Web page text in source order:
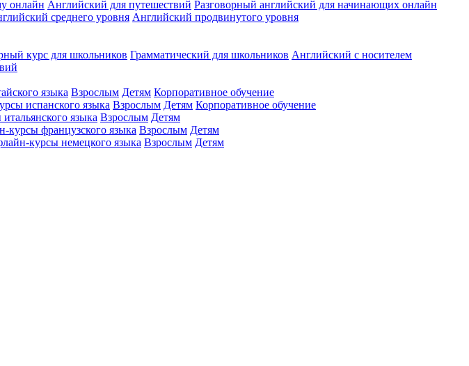
онлайн Английский для путешествий Разговорный английский для начинающих онлайн
среднего уровня Английский продвинутого уровня
курс для школьников Грамматический для школьников Английский с носителем
языка Взрослым Детям Корпоративное обучение
испанского языка Взрослым Детям Корпоративное обучение
языка Взрослым Детям
курсы французского языка Взрослым Детям
курсы немецкого языка Взрослым Детям